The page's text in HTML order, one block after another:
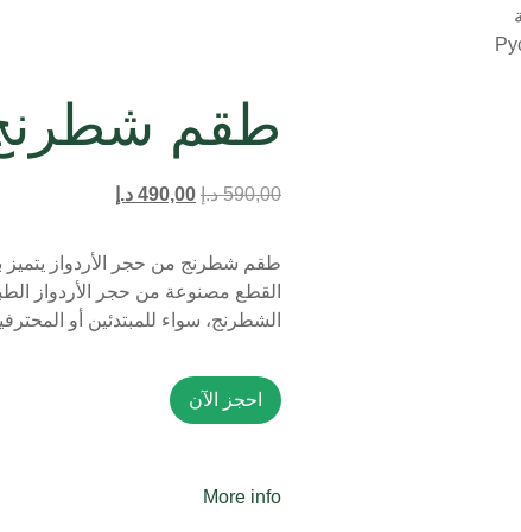
طقم شطرنج
590,00 د.إ 490,00 د.إ
طقم شطرنج من حجر الأردواز يتميز
القطع مصنوعة من حجر الأردواز
الشطرنج، سواء للمبتدئين أو
احجز الآن
More info